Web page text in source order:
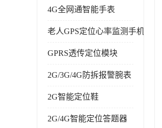
4G全网通智能手表
老人GPS定位心率监测手机
GPRS透传定位模块
2G/3G/4G防拆报警腕表
2G智能定位鞋
2G/4G智能定位答题器